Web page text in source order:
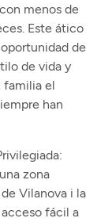
menos de
Este ático
de
de vida y
familia el
han
zona
Vilanova i la
fácil a